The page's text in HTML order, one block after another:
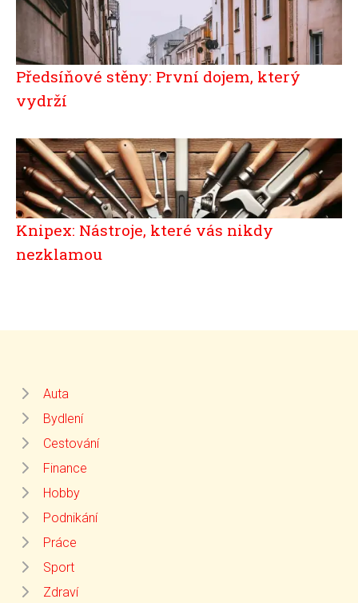
Předsíňové stěny: První dojem, který
vydrží
Knipex: Nástroje, které vás nikdy
nezklamou
Auta
Bydlení
Cestování
Finance
Hobby
Podnikání
Práce
Sport
Zdraví